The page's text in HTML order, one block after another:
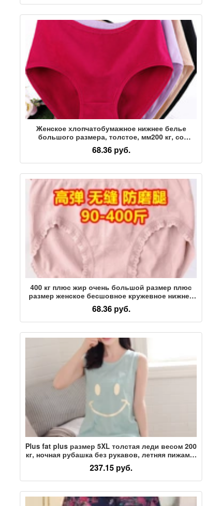
Женское хлопчатобумажное нижнее белье
большого размера, толстое, мм200 кг, со
средней талией, толстое, большого размера,
нижнее белье для матерей оптом 3622
68.36 руб.
400 кг плюс жир очень большой размер плюс
размер женское бесшовное кружевное нижнее
белье с высокой талией для мамы 200-300 кг
свободные шорты
68.36 руб.
Plus fat plus размер 5XL толстая леди весом 200
кг, ночная рубашка без рукавов, летняя пижама-
слинг, тонкая хлопчатобумажная юбка для
беременных женщин
237.15 руб.